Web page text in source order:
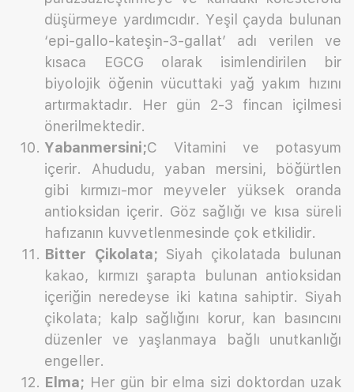
düşürmeye yardımcıdır. Yeşil çayda bulunan
‘epi-gallo-kateşin-3-gallat’ adı verilen ve
kısaca EGCG olarak isimlendirilen bir
biyolojik öğenin vücuttaki yağ yakım hızını
artırmaktadır. Her gün 2-3 fincan içilmesi
önerilmektedir.
Yabanmersini;C Vitamini ve potasyum
içerir. Ahududu, yaban mersini, böğürtlen
gibi kırmızı-mor meyveler yüksek oranda
antioksidan içerir. Göz sağlığı ve kısa süreli
hafızanın kuvvetlenmesinde çok etkilidir.
Bitter Çikolata; Siyah çikolatada bulunan
kakao, kırmızı şarapta bulunan antioksidan
içeriğin neredeyse iki katına sahiptir. Siyah
çikolata; kalp sağlığını korur, kan basıncını
düzenler ve yaşlanmaya bağlı unutkanlığı
engeller.
Elma; Her gün bir elma sizi doktordan uzak